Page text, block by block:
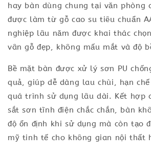
hay bàn dùng chung tại văn phòng
được làm từ gỗ cao su tiêu chuẩn
nghiệp lâu năm được khai thác
vân gỗ đẹp, không mấu mắt và độ
Bề mặt bàn được xử lý sơn PU
quả, giúp dễ dàng lau chùi, hạn
quá trình sử dụng lâu dài. Kết hợp
sắt sơn tĩnh điện chắc chắn, bàn
độ ổn định khi sử dụng mà còn tạo
mỹ tinh tế cho không gian nội thất